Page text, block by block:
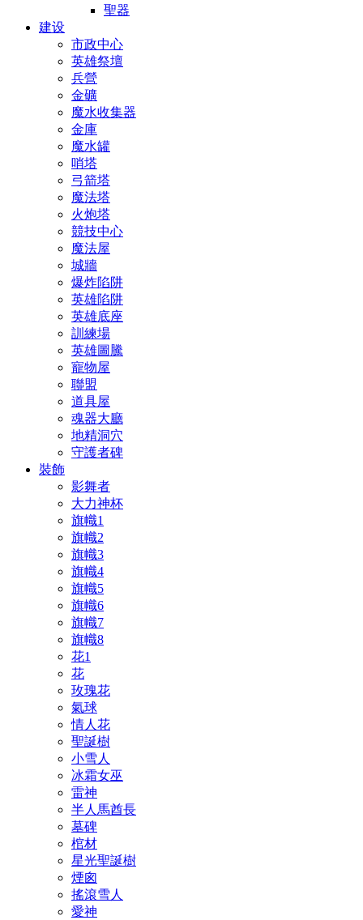
聖器
建设
市政中心
英雄祭壇
兵營
金礦
魔水收集器
金庫
魔水罐
哨塔
弓箭塔
魔法塔
火炮塔
競技中心
魔法屋
城牆
爆炸陷阱
英雄陷阱
英雄底座
訓練場
英雄圖騰
寵物屋
聯盟
道具屋
魂器大廳
地精洞穴
守護者碑
裝飾
影舞者
大力神杯
旗幟1
旗幟2
旗幟3
旗幟4
旗幟5
旗幟6
旗幟7
旗幟8
花1
花
玫瑰花
氣球
情人花
聖誕樹
小雪人
冰霜女巫
雷神
半人馬酋長
墓碑
棺材
星光聖誕樹
煙囪
搖滾雪人
愛神